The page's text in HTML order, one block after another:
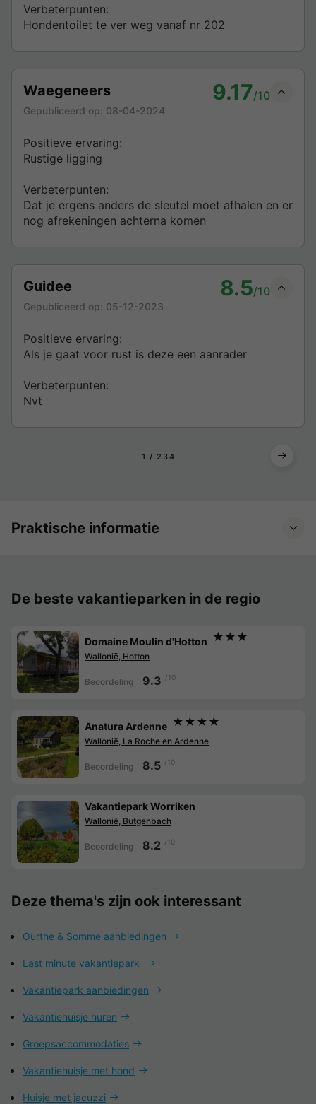
Verbeterpunten:
Hondentoilet te ver weg vanaf nr 202
Waegeneers 9.17/10
Gepubliceerd op: 08-04-2024
Positieve ervaring:
Rustige ligging
Verbeterpunten:
Dat je ergens anders de sleutel moet afhalen en er
nog afrekeningen achterna komen
Guidee 8.5/10
Gepubliceerd op: 05-12-2023
Positieve ervaring:
Als je gaat voor rust is deze een aanrader
Verbeterpunten:
Nvt
1 2 3 4
Praktische informatie
De beste vakantieparken in de regio
Domaine Moulin d'Hotton ★★★
Wallonië, Hotton
Beoordeling 9.3 /10
Anatura Ardenne ★★★★
Wallonië, La Roche en Ardenne
Beoordeling 8.5 /10
Vakantiepark Worriken
Wallonië, Butgenbach
Beoordeling 8.2 /10
Deze thema's zijn ook interessant
Ourthe & Somme aanbiedingen
Last minute vakantiepark
Vakantiepark aanbiedingen
Vakantiehuisje huren
Groepsaccommodaties
Vakantiehuisje met hond
Huisje met jacuzzi